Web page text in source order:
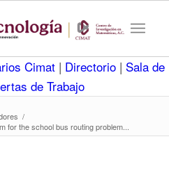
Cimat | Directorio | Sala de
de Trabajo
/
for the school bus routing problem...